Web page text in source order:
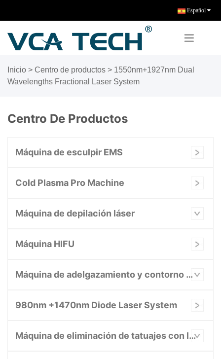
Español
Inicio > Centro de productos > 1550nm+1927nm Dual
Wavelengths Fractional Laser System
Centro De Productos
Máquina de esculpir EMS
Cold Plasma Pro Machine
Máquina de depilación láser
Máquina HIFU
Máquina de adelgazamiento y contorno corporal
980nm +1470nm Diode Laser System
Máquina de eliminación de tatuajes con láser